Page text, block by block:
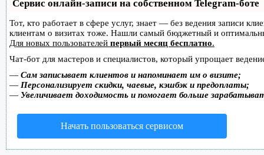
Сервис онлайн-записи на собственном Telegram-боте
Тот, кто работает в сфере услуг, знает — без ведения записи
клиентам о визитах тоже. Нашли самый бюджетный и
Для новых пользователей первый месяц бесплатно.
Чат-бот для мастеров и специалистов, который упрощает
— Сам записывает клиентов и напоминает им о визите;
— Персонализирует скидки, чаевые, кэшбэк и предоплаты;
— Увеличивает доходимость и помогает больше
Начать пользоваться сервисом